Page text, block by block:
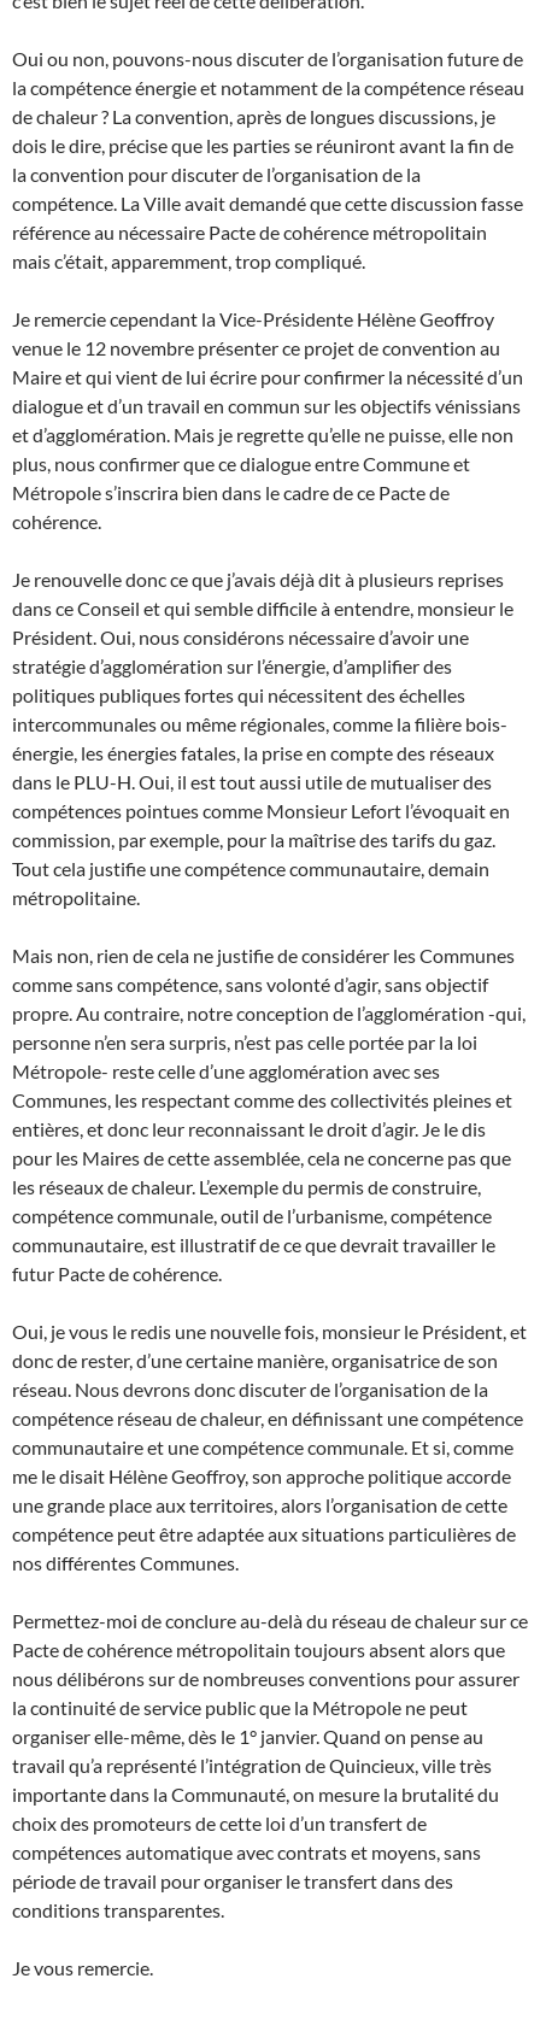
Oui ou non, pouvons-nous discuter de l’organisation future de
la compétence énergie et notamment de la compétence réseau
de chaleur ? La convention, après de longues discussions, je
dois le dire, précise que les parties se réuniront avant la fin de
la convention pour discuter de l’organisation de la
compétence. La Ville avait demandé que cette discussion fasse
référence au nécessaire Pacte de cohérence métropolitain
mais c’était, apparemment, trop compliqué.
Je remercie cependant la Vice-Présidente Hélène Geoffroy
venue le 12 novembre présenter ce projet de convention au
Maire et qui vient de lui écrire pour confirmer la nécessité d’un
dialogue et d’un travail en commun sur les objectifs vénissians
et d’agglomération. Mais je regrette qu’elle ne puisse, elle non
plus, nous confirmer que ce dialogue entre Commune et
Métropole s’inscrira bien dans le cadre de ce Pacte de
cohérence.
Je renouvelle donc ce que j’avais déjà dit à plusieurs reprises
dans ce Conseil et qui semble difficile à entendre, monsieur le
Président. Oui, nous considérons nécessaire d’avoir une
stratégie d’agglomération sur l’énergie, d’amplifier des
politiques publiques fortes qui nécessitent des échelles
intercommunales ou même régionales, comme la filière bois-
énergie, les énergies fatales, la prise en compte des réseaux
dans le PLU-H. Oui, il est tout aussi utile de mutualiser des
compétences pointues comme Monsieur Lefort l’évoquait en
commission, par exemple, pour la maîtrise des tarifs du gaz.
Tout cela justifie une compétence communautaire, demain
métropolitaine.
Mais non, rien de cela ne justifie de considérer les Communes
comme sans compétence, sans volonté d’agir, sans objectif
propre. Au contraire, notre conception de l’agglomération -qui,
personne n’en sera surpris, n’est pas celle portée par la loi
Métropole- reste celle d’une agglomération avec ses
Communes, les respectant comme des collectivités pleines et
entières, et donc leur reconnaissant le droit d’agir. Je le dis
pour les Maires de cette assemblée, cela ne concerne pas que
les réseaux de chaleur. L’exemple du permis de construire,
compétence communale, outil de l’urbanisme, compétence
communautaire, est illustratif de ce que devrait travailler le
futur Pacte de cohérence.
Oui, je vous le redis une nouvelle fois, monsieur le Président, et
donc de rester, d’une certaine manière, organisatrice de son
réseau. Nous devrons donc discuter de l’organisation de la
compétence réseau de chaleur, en définissant une compétence
communautaire et une compétence communale. Et si, comme
me le disait Hélène Geoffroy, son approche politique accorde
une grande place aux territoires, alors l’organisation de cette
compétence peut être adaptée aux situations particulières de
nos différentes Communes.
Permettez-moi de conclure au-delà du réseau de chaleur sur ce
Pacte de cohérence métropolitain toujours absent alors que
nous délibérons sur de nombreuses conventions pour assurer
la continuité de service public que la Métropole ne peut
organiser elle-même, dès le 1° janvier. Quand on pense au
travail qu’a représenté l’intégration de Quincieux, ville très
importante dans la Communauté, on mesure la brutalité du
choix des promoteurs de cette loi d’un transfert de
compétences automatique avec contrats et moyens, sans
période de travail pour organiser le transfert dans des
conditions transparentes.
Je vous remercie.